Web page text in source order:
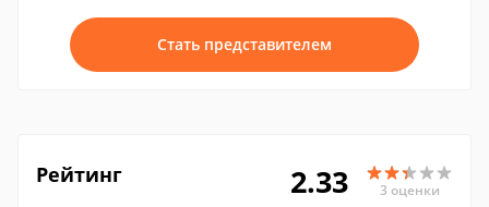
Стать представителем
Рейтинг 2.33 3 оценки